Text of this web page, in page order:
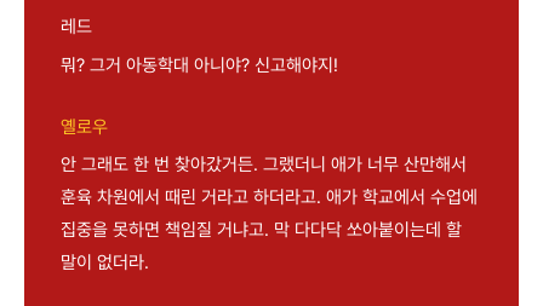
레드
뭐? 그거 아동학대 아니야? 신고해야지!
옐로우
안 그래도 한 번 찾아갔거든. 그랬더니 애가 너무 산만해서
훈육 차원에서 때린 거라고 하더라고. 애가 학교에서 수업에
집중을 못하면 책임질 거냐고. 막 다다닥 쏘아붙이는데 할
말이 없더라.